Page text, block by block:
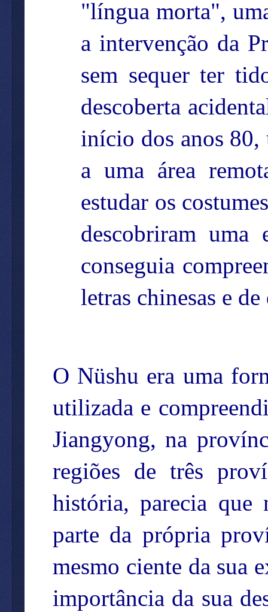
"língua morta",
a intervenção da
sem sequer ter
descoberta
início dos anos 80,
a uma área
estudar os
descobriram uma
conseguia
letras chinesas e
O Nüshu era uma
utilizada e
Jiangyong, na
regiões de três
história, parecia que
parte da própria
mesmo ciente da sua
importância da sua